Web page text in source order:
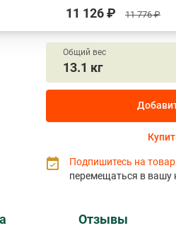
11 126 ₽ 11 776 ₽
Общий вес
13.1 кг
Подпишитесь на товар
перемещаться в вашу
Отзывы